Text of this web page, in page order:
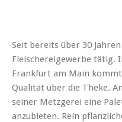
Seit bereits über 30
Fleischereigewerbe tätig.
Frankfurt am Main
Qualität über die Theke.
seiner Metzgerei eine
anzubieten. Rein